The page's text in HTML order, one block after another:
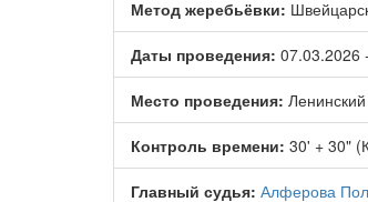
Метод жеребьёвки:
Даты проведения: 07.03.2026
Место проведения:
Контроль времени: 30' + 30"
Главный судья: Алферова